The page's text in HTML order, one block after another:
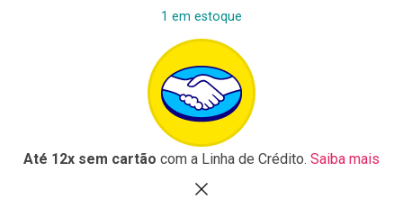
1 em estoque
Até 12x sem cartão com a Linha de Crédito. Saiba mais